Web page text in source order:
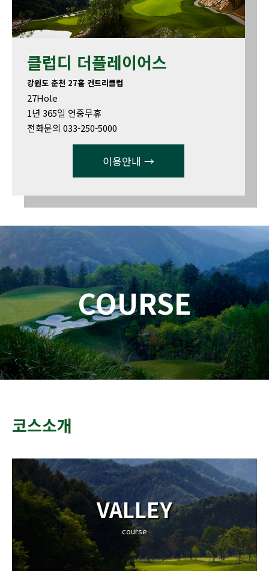
클럽디 더플레이어스
강원도 춘천 27홀 컨트리클럽
27Hole
1년 365일 연중무휴
전화문의 033-250-5000
이용안내 →
COURSE
코스소개
VALLEY
course